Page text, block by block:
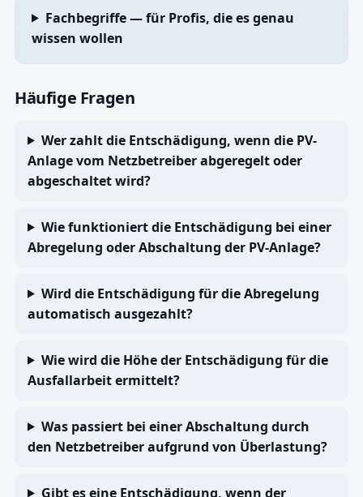
Fachbegriffe — für Profis, die es genau
wissen wollen
Häufige Fragen
Wer zahlt die Entschädigung, wenn die PV-
Anlage vom Netzbetreiber abgeregelt oder
abgeschaltet wird?
Wie funktioniert die Entschädigung bei einer
Abregelung oder Abschaltung der PV-Anlage?
Wird die Entschädigung für die Abregelung
automatisch ausgezahlt?
Wie wird die Höhe der Entschädigung für die
Ausfallarbeit ermittelt?
Was passiert bei einer Abschaltung durch
den Netzbetreiber aufgrund von Überlastung?
Gibt es eine Entschädigung, wenn der